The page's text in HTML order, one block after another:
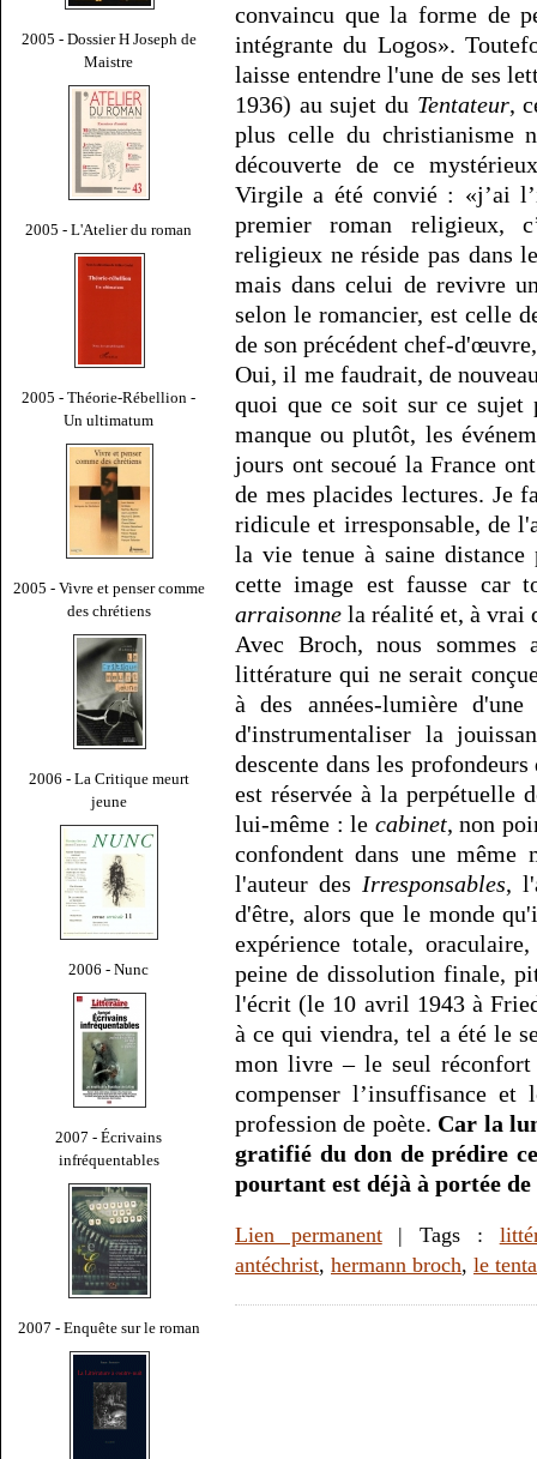
2005 - Dossier H Joseph de
Maistre
2005 - L'Atelier du roman
2005 - Théorie-Rébellion -
Un ultimatum
2005 - Vivre et penser comme
des chrétiens
2006 - La Critique meurt
jeune
2006 - Nunc
2007 - Écrivains
infréquentables
2007 - Enquête sur le roman
convaincu que la forme de
intégrante du Logos».
laisse entendre l'une de ses
1936) au sujet du Tentateur,
plus celle du christianisme
découverte de ce
Virgile a été convié : «j’ai
premier roman religieux,
religieux ne réside pas dans
mais dans celui de revivre
selon le romancier, est celle
de son précédent chef-
Oui, il me faudrait, de
quoi que ce soit sur ce sujet
manque ou plutôt, les
jours ont secoué la France
de mes placides lectures. Je
ridicule et irresponsable, de
la vie tenue à saine
cette image est fausse car
arraisonne la réalité et, à vrai
Avec Broch, nous
littérature qui ne serait
à des années-lumière
d'instrumentaliser la
descente dans les
est réservée à la perpétuelle
lui-même : le cabinet, non
confondent dans une même
l'auteur des Irresponsables,
d'être, alors que le monde
expérience totale,
peine de dissolution finale,
l'écrit (le 10 avril 1943 à
à ce qui viendra, tel a été le
mon livre – le seul
compenser l’insuffisance
profession de poète. Car la
gratifié du don de prédire
pourtant est déjà à portée
Lien permanent| Tags :
antéchrist, hermann broch, le